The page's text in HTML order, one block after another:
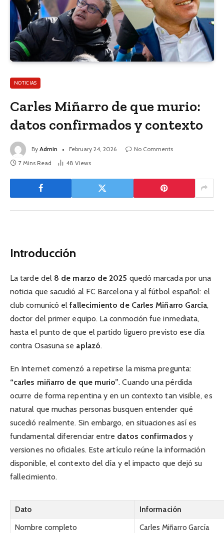
NOTICIAS
Carles Miñarro de que murio:
datos confirmados y contexto
By Admin February 24, 2026
No Comments
7 Mins Read
48 Views
Introducción
La tarde del 8 de marzo de 2025 quedó marcada por una
noticia que sacudió al FC Barcelona y al fútbol español: el
club comunicó elfallecimiento de Carles Miñarro García,
doctor del primer equipo. La conmoción fue inmediata,
hasta el punto de que el partido liguero previsto ese día
contra Osasuna se aplazó.
En Internet comenzó a repetirse la misma pregunta:
“carles miñarro de que murio”. Cuando una pérdida
ocurre de forma repentina y en un contexto tan visible, es
natural que muchas personas busquen entender qué
sucedió realmente. Sin embargo, en situaciones así es
fundamental diferenciar entre datos confirmados y
versiones no oficiales. Este artículo reúne la información
disponible, el contexto del día y el impacto que dejó su
fallecimiento.
Dato
Información
Nombre completo
Carles Miñarro García